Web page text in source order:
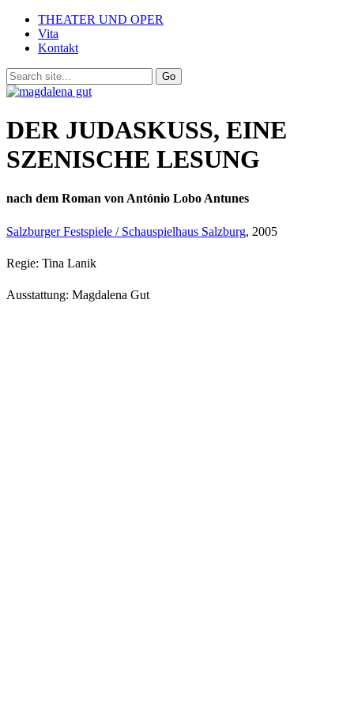
THEATER UND OPER
Vita
Kontakt
DER JUDASKUSS, EINE
SZENISCHE LESUNG
nach dem Roman von António Lobo Antunes
Salzburger Festspiele / Schauspielhaus Salzburg, 2005
Regie: Tina Lanik
Ausstattung: Magdalena Gut